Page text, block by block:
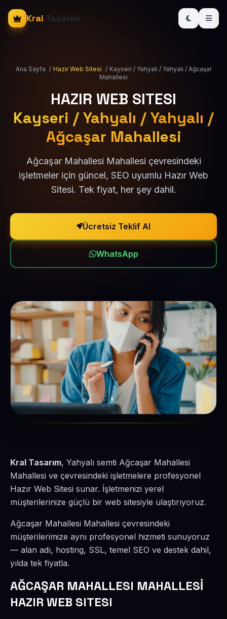
Kral Tasarım
Ana Sayfa / Hazır Web Sitesi / Kayseri / Yahyalı / Yahyalı / Ağcaşar
Mahallesi
HAZIR WEB SITESI
Kayseri / Yahyalı / Yahyalı /
Ağcaşar Mahallesi
Ağcaşar Mahallesi Mahallesi çevresindeki
işletmeler için güncel, SEO uyumlu Hazır Web
Sitesi. Tek fiyat, her şey dahil.
Ücretsiz Teklif Al
WhatsApp
Kral Tasarım, Yahyalı semti Ağcaşar Mahallesi
Mahallesi ve çevresindeki işletmelere profesyonel
Hazır Web Sitesi sunar. İşletmenizi yerel
müşterilerinize güçlü bir web sitesiyle ulaştırıyoruz.
Ağcaşar Mahallesi Mahallesi çevresindeki
müşterilerimize aynı profesyonel hizmeti sunuyoruz
— alan adı, hosting, SSL, temel SEO ve destek dahil,
yılda tek fiyatla.
AĞCAŞAR MAHALLESI MAHALLESİ
HAZIR WEB SITESI